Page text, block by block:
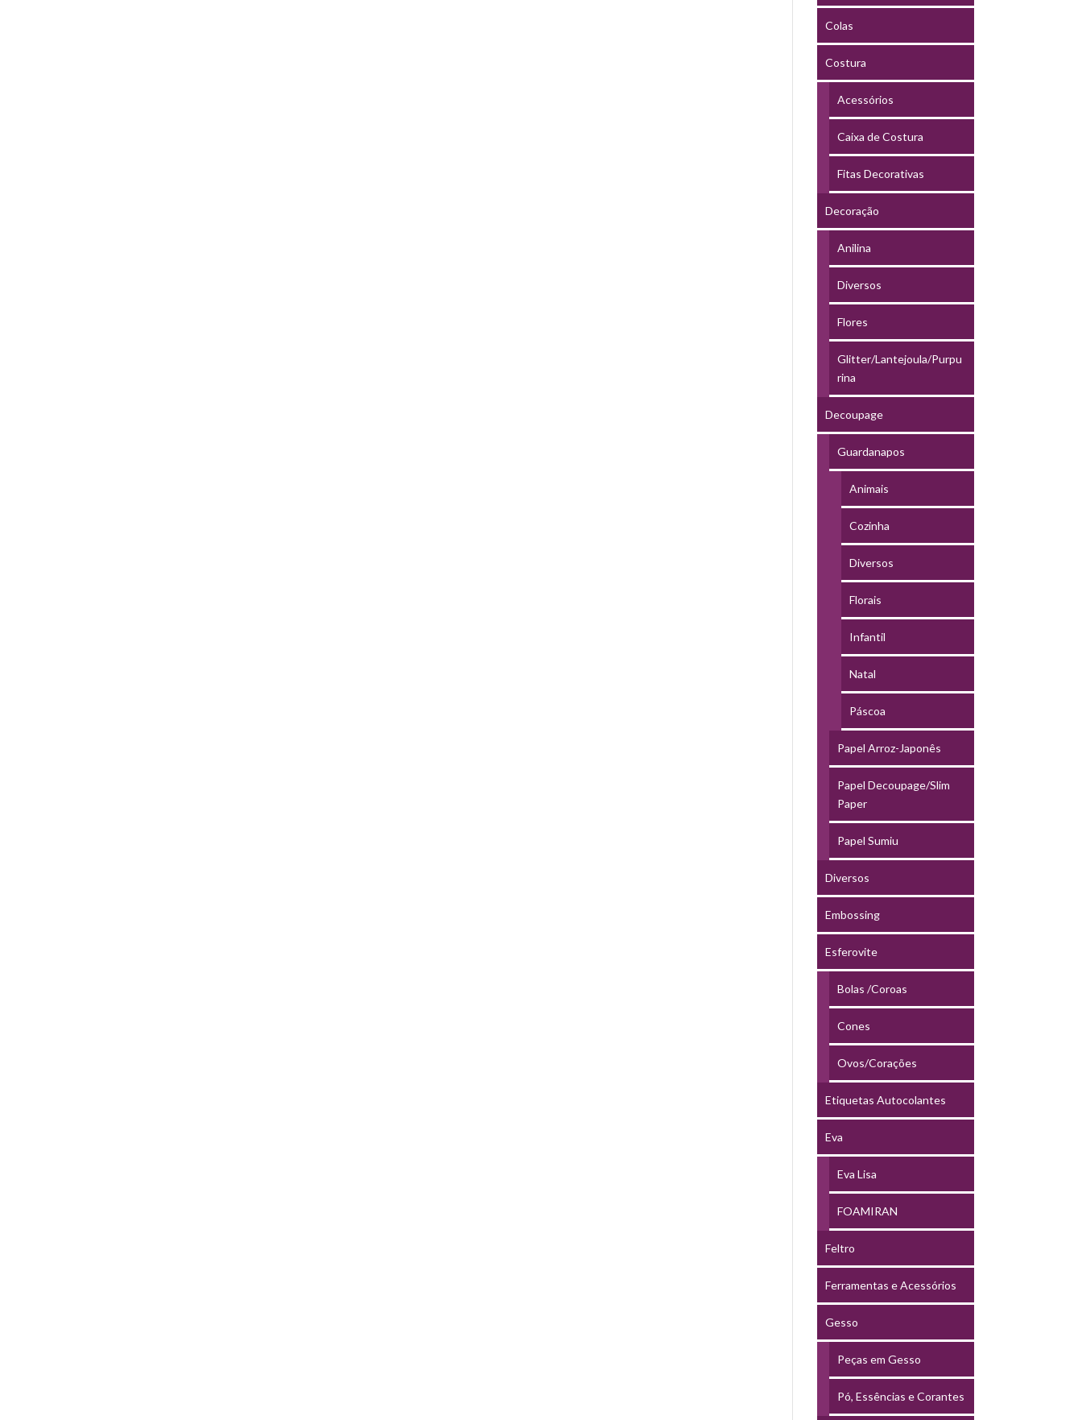
Colas
Costura
Acessórios
Caixa de Costura
Fitas Decorativas
Decoração
Anilina
Diversos
Flores
Glitter/Lantejoula/Purpu
rina
Decoupage
Guardanapos
Animais
Cozinha
Diversos
Florais
Infantil
Natal
Páscoa
Papel Arroz-Japonês
Papel Decoupage/Slim
Paper
Papel Sumiu
Diversos
Embossing
Esferovite
Bolas /Coroas
Cones
Ovos/Corações
Etiquetas Autocolantes
Eva
Eva Lisa
FOAMIRAN
Feltro
Ferramentas e Acessórios
Gesso
Peças em Gesso
Pó, Essências e Corantes